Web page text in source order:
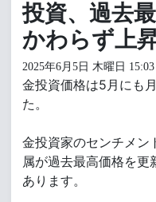
投資、過去
かわらず上
2025年6月5日 木曜日 15:03
金投資価格は5月にも
た。
金投資家のセンチメン
属が過去最高価格を更
あります。